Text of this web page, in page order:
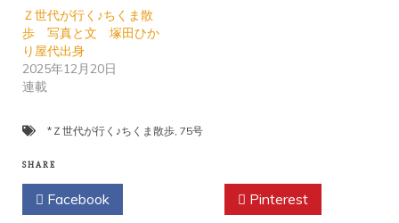
Ｚ世代が行く♪ちくま散
歩 写真と文 塚田ひか
り屋代出身
2025年12月20日
連載
*Ｚ世代が行く♪ちくま散歩 75号
SHARE
Facebook Pinterest